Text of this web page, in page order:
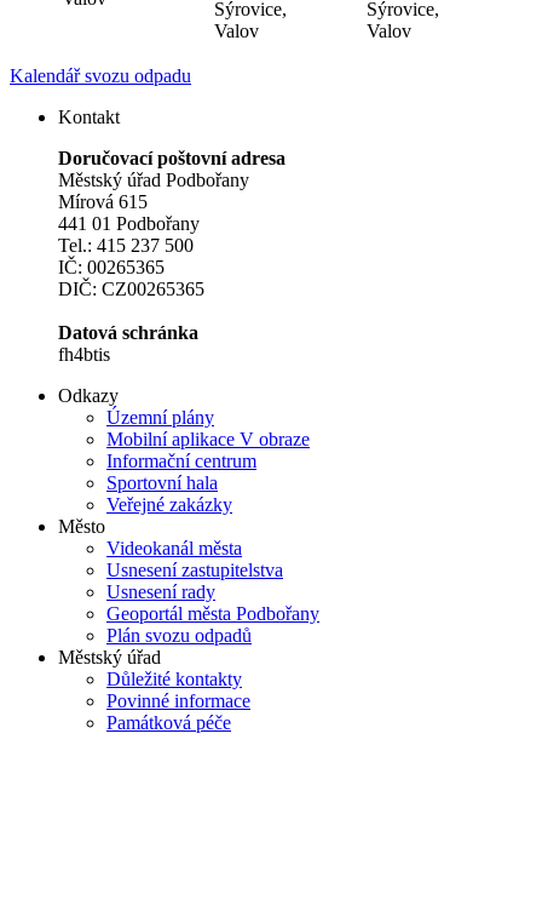
Sýrovice,
Valov
Sýrovice,
Valov
Kalendář svozu odpadu
Kontakt
Doručovací poštovní adresa
Městský úřad Podbořany
Mírová 615
441 01 Podbořany
Tel.: 415 237 500
IČ: 00265365
DIČ: CZ00265365
Datová schránka
fh4btis
Odkazy
Územní plány
Mobilní aplikace V obraze
Informační centrum
Sportovní hala
Veřejné zakázky
Město
Videokanál města
Usnesení zastupitelstva
Usnesení rady
Geoportál města Podbořany
Plán svozu odpadů
Městský úřad
Důležité kontakty
Povinné informace
Památková péče